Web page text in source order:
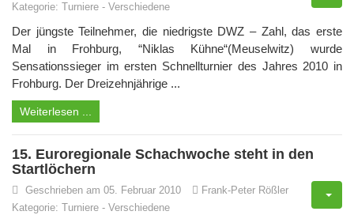
Kategorie: Turniere - Verschiedene
Der jüngste Teilnehmer, die niedrigste DWZ – Zahl, das erste
Mal in Frohburg, “Niklas Kühne“(Meuselwitz) wurde
Sensationssieger im ersten Schnellturnier des Jahres 2010 in
Frohburg. Der Dreizehnjährige ...
Weiterlesen ...
15. Euroregionale Schachwoche steht in den
Startlöchern
Geschrieben am 05. Februar 2010
Frank-Peter Rößler
Kategorie: Turniere - Verschiedene